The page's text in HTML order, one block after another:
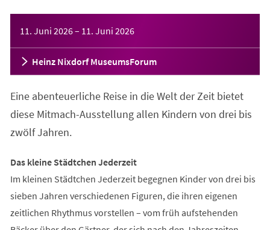
11. Juni 2026– 11. Juni 2026
Heinz Nixdorf MuseumsForum
Eine abenteuerliche Reise in die Welt der Zeit bietet
diese Mitmach-Ausstellung allen Kindern von drei bis
zwölf Jahren.
Das kleine Städtchen Jederzeit
Im kleinen Städtchen Jederzeit begegnen Kinder von drei bis
sieben Jahren verschiedenen Figuren, die ihren eigenen
zeitlichen Rhythmus vorstellen – vom früh aufstehenden